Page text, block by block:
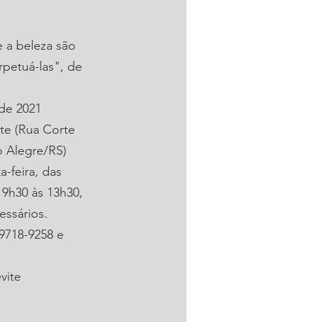
beleza são
las", de
2021
(Rua Corte
Alegre/RS)
feira, das
às 13h30,
9258 e